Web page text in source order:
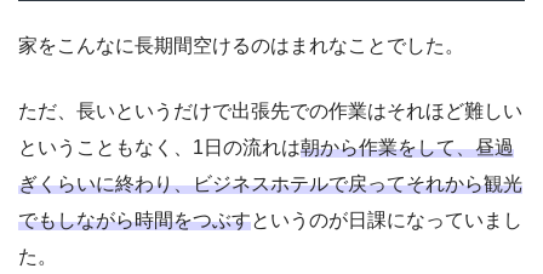
家をこんなに長期間空けるのはまれなことでした。
ただ、長いというだけで出張先での作業はそれほど難しい
ということもなく、1日の流れは朝から作業をして、昼過
ぎくらいに終わり、ビジネスホテルで戻ってそれから観光
でもしながら時間をつぶすというのが日課になっていまし
た。